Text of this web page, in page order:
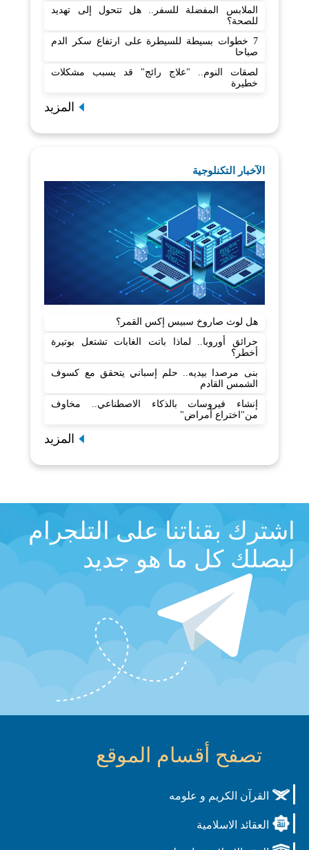
الملابس المفضلة للسفر.. هل تتحول إلى تهديد
للصحة؟
7 خطوات بسيطة للسيطرة على ارتفاع سكر الدم
صباحا
لصقات النوم.. "علاج رائج" قد يسبب مشكلات
خطيرة
المزيد
الآخبار التكنلوجية
هل لوث صاروخ سبيس إكس القمر؟
حرائق أوروبا.. لماذا باتت الغابات تشتعل بوتيرة
أخطر؟
بنى مرصدا بيديه.. حلم إسباني يتحقق مع كسوف
الشمس القادم
إنشاء فيروسات بالذكاء الاصطناعي.. مخاوف
من"اختراع أمراض"
المزيد
اشترك بقناتنا على التلجرام
ليصلك كل ما هو جديد
تصفح أقسام الموقع
القرآن الكريم و علومه
العقائد الاسلامية